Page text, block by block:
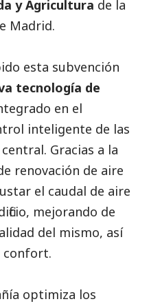
y Agricultura de la
Madrid.
esta subvención
tecnología de
en el
inteligente de las
Gracias a la
renovación de aire
el caudal de aire
mejorando de
del mismo, así
confort.
optimiza los